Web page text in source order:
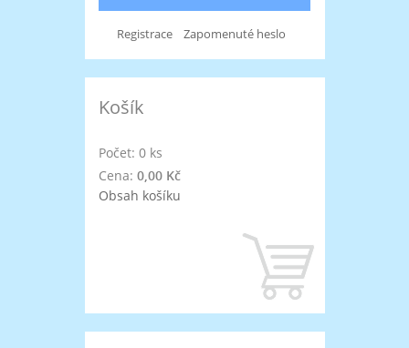
Registrace Zapomenuté heslo
Košík
Počet: 0 ks
Cena: 0,00 Kč
Obsah košíku